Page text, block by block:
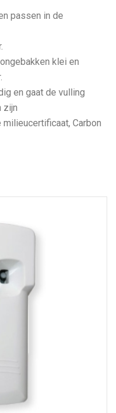
passen in de
klei en
en gaat de vulling
zijn
Carbon